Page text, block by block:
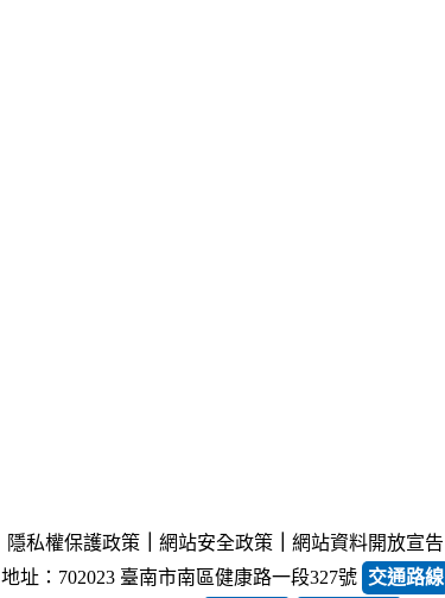
隱私權保護政策 網站安全政策
網站資料開放宣告
地址：702023 臺南市南區健康路一段327號 交通路線